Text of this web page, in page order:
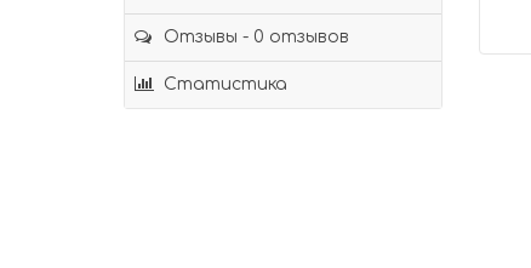
Отзывы - 0 отзывов
Статистика